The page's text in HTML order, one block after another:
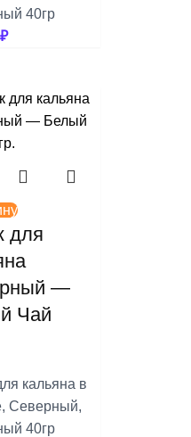
40гр
₽
для
—
Чай
кальяна в
, Северный,
40гр